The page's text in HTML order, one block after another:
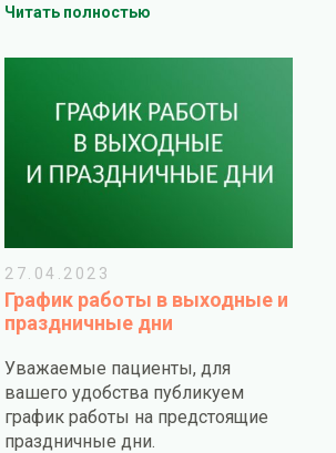
Читать полностью
27.04.2023
График работы в выходные и
праздничные дни
Уважаемые пациенты, для
вашего удобства публикуем
график работы на предстоящие
праздничные дни.